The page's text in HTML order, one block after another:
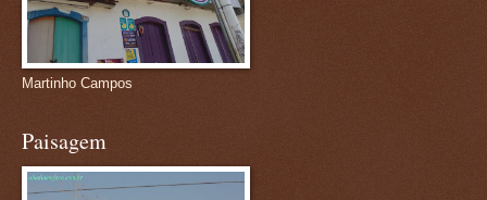
Martinho Campos
Paisagem